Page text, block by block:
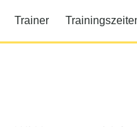
Trainer